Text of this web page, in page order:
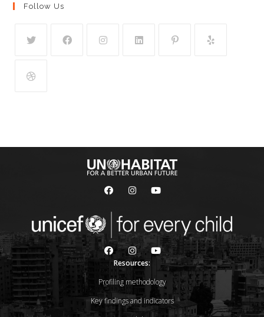
Follow Us
Resources:
Profiling methodology
Key findings and indicators